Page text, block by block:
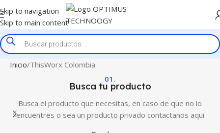
Skip to navigation
Skip to main content
Inicio ThisWorx Colombia
01.
Busca tu producto
Busca el producto que necesitas, en caso de que no lo
encuentres o sea un producto privado contactanos aqui